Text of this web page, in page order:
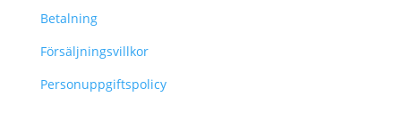
Betalning
Försäljningsvillkor
Personuppgiftspolicy